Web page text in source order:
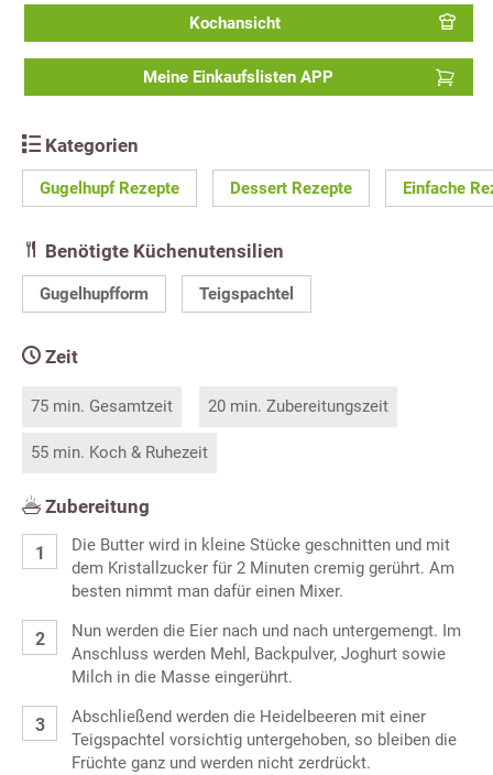
Kochansicht
Meine Einkaufslisten APP
Kategorien
Gugelhupf Rezepte Dessert Rezepte Einfache
Benötigte Küchenutensilien
Gugelhupfform Teigspachtel
Zeit
75 min. Gesamtzeit 20 min. Zubereitungszeit
55 min. Koch & Ruhezeit
Zubereitung
Die Butter wird in kleine Stücke geschnitten und mit
dem Kristallzucker für 2 Minuten cremig gerührt. Am
besten nimmt man dafür einen Mixer.
Nun werden die Eier nach und nach untergemengt. Im
Anschluss werden Mehl, Backpulver, Joghurt sowie
Milch in die Masse eingerührt.
Abschließend werden die Heidelbeeren mit einer
Teigspachtel vorsichtig untergehoben, so bleiben die
Früchte ganz und werden nicht zerdrückt.